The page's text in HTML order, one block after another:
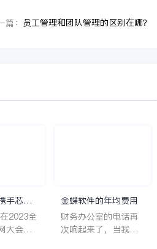
篇： 员工管理和团队管理的区别在哪？
手芯源
体装备
向世
2023全
大会期
金蝶软件的年均费用
财务办公室的电话再
次响起来了，当我拿